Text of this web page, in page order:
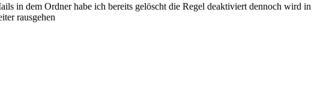
in dem Ordner habe ich bereits gelöscht die Regel deaktiviert dennoch wird in
rausgehen